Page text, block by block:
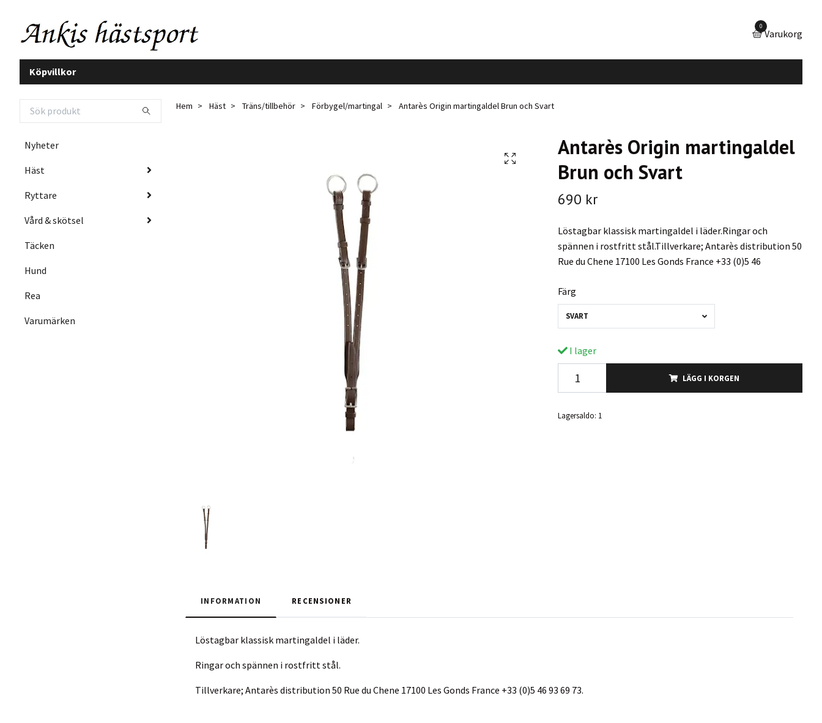
0
Varukorg
Köpvillkor
Nyheter
Häst
Ryttare
Vård & skötsel
Täcken
Hund
Rea
Varumärken
Hem Häst Träns/tillbehör Förbygel/martingal Antarès Origin martingaldel Brun och Svart
Antarès Origin martingaldel
Brun och Svart
690 kr
Löstagbar klassisk martingaldel i läder.Ringar och
spännen i rostfritt stål.Tillverkare; Antarès distribution 50
Rue du Chene 17100 Les Gonds France +33 (0)5 46
Färg
SVART
I lager
LÄGG I KORGEN
Lagersaldo: 1
INFORMATION RECENSIONER
Löstagbar klassisk martingaldel i läder.
Ringar och spännen i rostfritt stål.
Tillverkare; Antarès distribution 50 Rue du Chene 17100 Les Gonds France +33 (0)5 46 93 69 73.